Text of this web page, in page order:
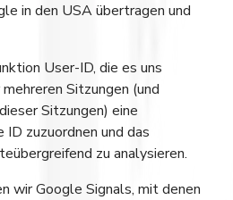
in den USA übertragen und
User-ID, die es uns
Sitzungen (und
Sitzungen) eine
zuzuordnen und das
zu analysieren.
wir Google Signals, mit denen